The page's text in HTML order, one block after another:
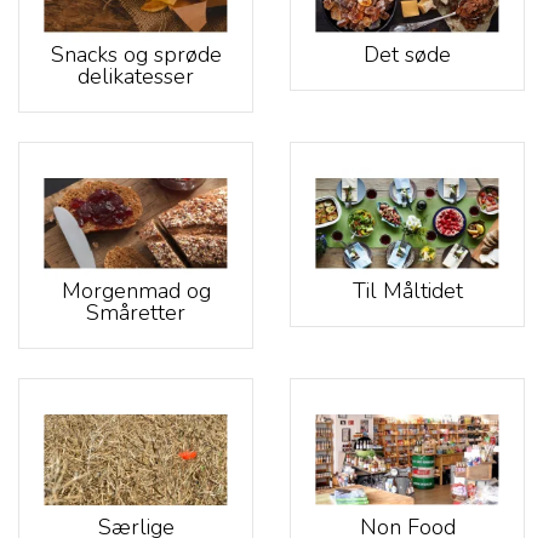
Snacks og sprøde
delikatesser
Det søde
Morgenmad og
Småretter
Til Måltidet
Særlige Non Food